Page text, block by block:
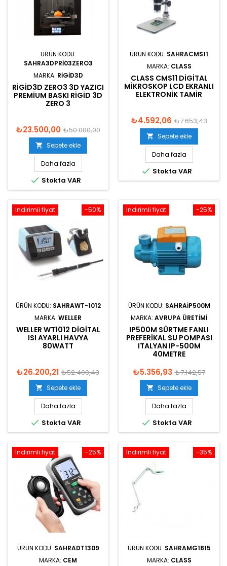
ÜRÜN KODU:
SAHRA3DPRI03ZERO3
MARKA: RIGID3D
RIGID3D ZERO3 3D YAZICI
PREMIUM BASKI RIGID 3D
ZERO 3
₺23.500,00 ₺50.000,00
 Sepete ekle
Daha fazla
 Stokta VAR
ÜRÜN KODU: SAHRACMS11
MARKA: CLASS
CLASS CMS11 DIGITAL
MIKROSKOP LCD EKRANLI
ELEKTRONIK TAMIR
₺4.592,06 ₺7.653,43
 Sepete ekle
Daha fazla
 Stokta VAR
-50%
İndirimli fiyat
ÜRÜN KODU: SAHRAWT-1012
MARKA: WELLER
WELLER WT1012 DIGITAL
ISI AYARLI HAVYA
80WATT
₺26.200,21 ₺52.400,43
 Sepete ekle
Daha fazla
 Stokta VAR
-25%
İndirimli fiyat
ÜRÜN KODU: SAHRAIP500M
MARKA: AVRUPA ÜRETIMI
IP500M SÜRTME FANLI
PREFERIKAL SU POMPASI
ITALYAN IP-500M
40METRE
₺5.356,93 ₺7.142,57
 Sepete ekle
Daha fazla
 Stokta VAR
-25%
İndirimli fiyat
ÜRÜN KODU: SAHRADT1309
MARKA: CEM
-35%
İndirimli fiyat
ÜRÜN KODU: SAHRAMG1815
MARKA: CLASS